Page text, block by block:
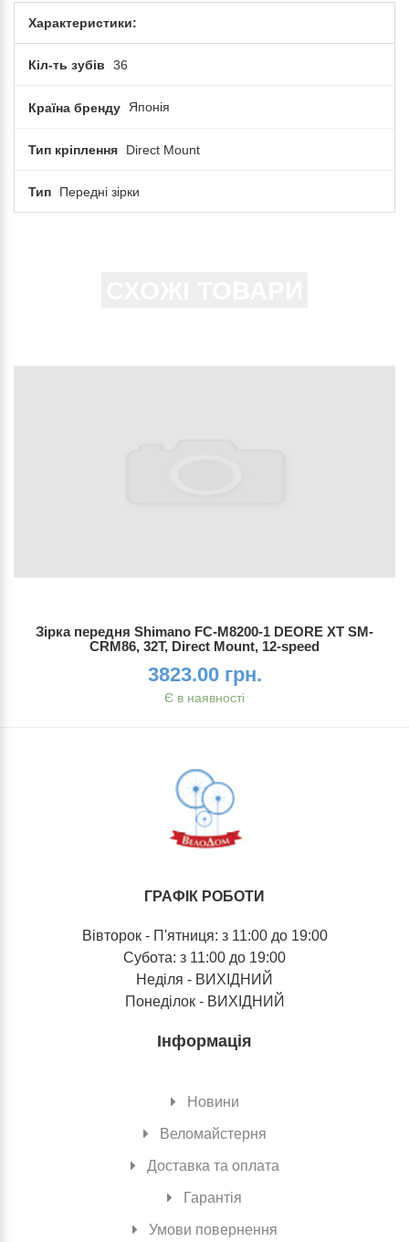
Характеристики:
Кіл-ть зубів 36
Країна бренду Японія
Тип кріплення Direct Mount
Тип Передні зірки
Зірка передня Shimano FC-M8200-1 DEORE XT SM-
CRM86, 32T, Direct Mount, 12-speed
3823.00 грн.
Є в наявності
ГРАФІК РОБОТИ
Вівторок - П'ятниця: з 11:00 до 19:00
Субота: з 11:00 до 19:00
Неділя - ВИХІДНИЙ
Понеділок - ВИХІДНИЙ
Інформація
Новини
Веломайстерня
Доставка та оплата
Гарантія
Умови повернення